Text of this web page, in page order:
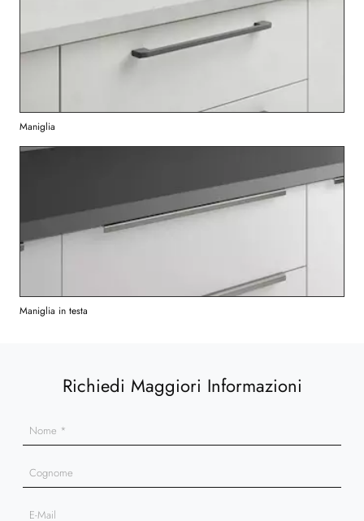
Maniglia
Maniglia in testa
Richiedi Maggiori Informazioni